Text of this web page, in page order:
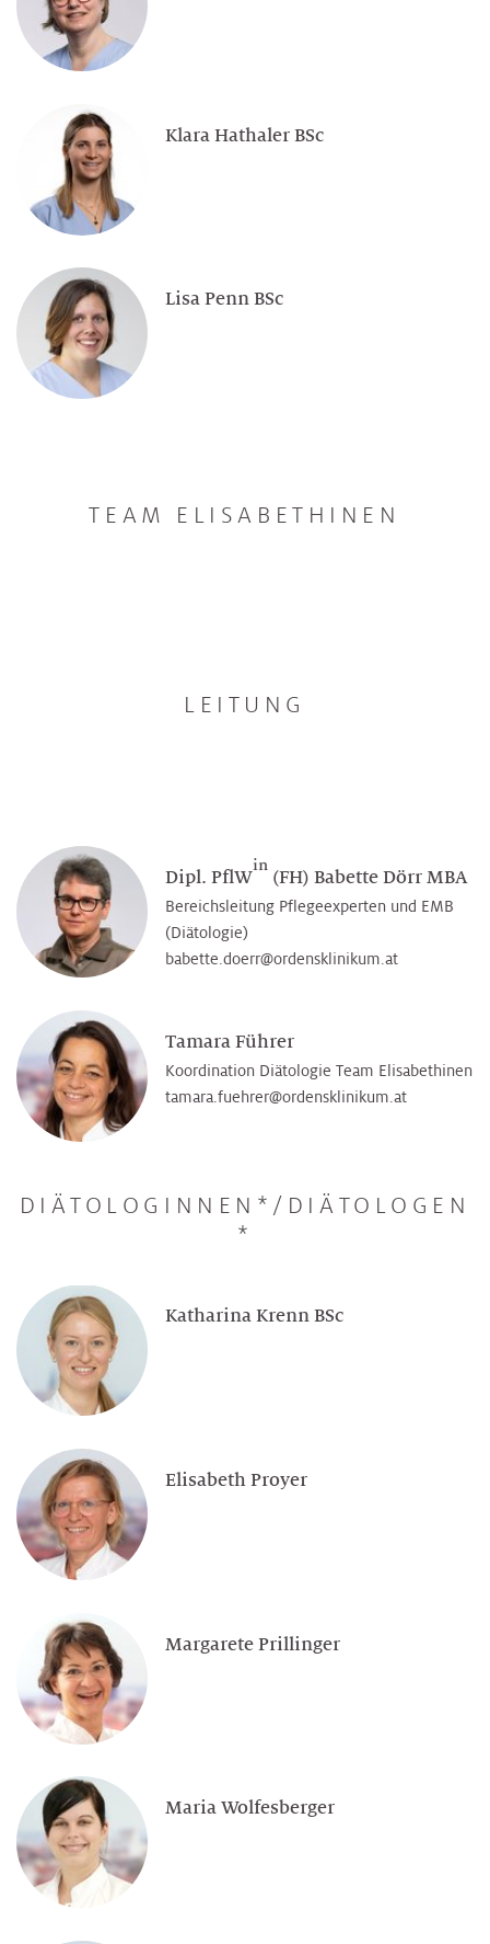
Klara Hathaler BSc
Lisa Penn BSc
TEAM ELISABETHINEN
LEITUNG
Dipl. PflW
in
(FH) Babette Dörr MBA
Bereichsleitung Pflegeexperten und EMB
(Diätologie)
babette.doerr@­ordensklinikum.at
Tamara Führer
Koordination Diätologie Team Elisabethinen
tamara.fuehrer@­ordensklinikum.at
DIÄTOLOGINNEN*/DIÄTOLOGEN
*
Katharina Krenn BSc
Elisabeth Proyer
Margarete Prillinger
Maria Wolfesberger